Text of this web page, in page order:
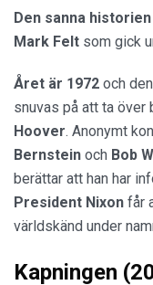
Den sanna historien
Mark Felt som gick
Året är 1972 och
snuvas på att ta över
Hoover. Anonymt
Bernstein och Bob
berättar att han har
President Nixon får
världskänd under
Kapningen